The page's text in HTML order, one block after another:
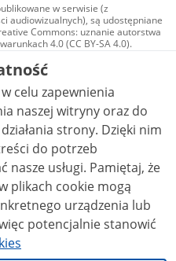
w serwisie (z
audiowizualnych), są udostępniane
Commons: uznanie autorstwa
4.0 (CC BY-SA 4.0).
w tym zdjęcia, materiały
na licencji typu
uznanie autorstwa użycie
utworów zależnych 4.0 (CC BY-
jest to stwierdzone inaczej.
celu zapewnienia
naszej witryny oraz do
strony. Dzięki nim
do potrzeb
Pamiętaj, że
plikach cookie mogą
urządzenia lub
potencjalnie stanowić